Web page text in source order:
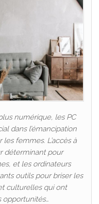
numérique, les PC
dans l’émancipation
femmes. L’accès à
déterminant pour
et les ordinateurs
outils pour briser les
culturelles qui ont